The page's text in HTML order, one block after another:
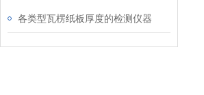
各类型瓦楞纸板厚度的检测仪器